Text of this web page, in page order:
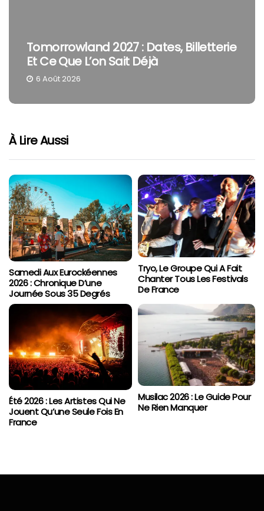
Tomorrowland 2027 : Dates, Billetterie
Et Ce Que L’on Sait Déjà
6 Août 2026
À Lire Aussi
Samedi Aux Eurockéennes
2026 : Chronique D’une
Journée Sous 35 Degrés
Tryo, Le Groupe Qui A Fait
Chanter Tous Les Festivals
De France
Été 2026 : Les Artistes Qui Ne
Jouent Qu’une Seule Fois En
France
Musilac 2026 : Le Guide Pour
Ne Rien Manquer